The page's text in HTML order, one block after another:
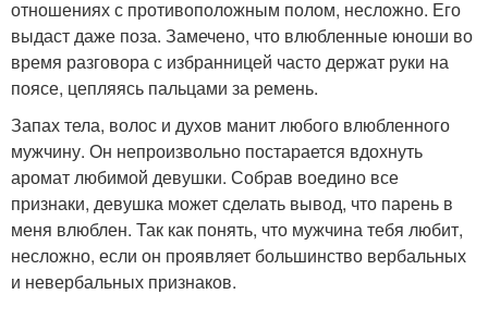
отношениях с противоположным полом, несложно. Его
выдаст даже поза. Замечено, что влюбленные юноши во
время разговора с избранницей часто держат руки на
поясе, цепляясь пальцами за ремень.
Запах тела, волос и духов манит любого влюбленного
мужчину. Он непроизвольно постарается вдохнуть
аромат любимой девушки. Собрав воедино все
признаки, девушка может сделать вывод, что парень в
меня влюблен. Так как понять, что мужчина тебя любит,
несложно, если он проявляет большинство вербальных
и невербальных признаков.